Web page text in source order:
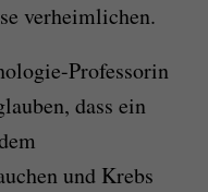
verheimlichen.
Professorin
dass ein
und Krebs